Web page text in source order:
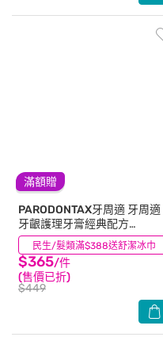
滿額贈
民生/髮類滿$388送舒潔冰巾
PARODONTAX牙周適 牙周適
牙齦護理牙膏經典配方
90g*2+溫和淨白 90g
$365/件
(售價已折)
$449
(28)